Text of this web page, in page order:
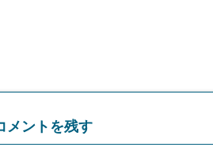
メントを残す